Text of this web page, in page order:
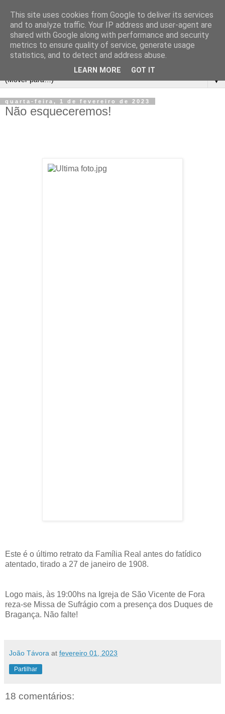
▼
quarta-feira, 1 de fevereiro de 2023
Não esqueceremos!
Este é o último retrato da Família Real antes do fatídico
atentado, tirado a 27 de janeiro de 1908.
Logo mais, às 19:00hs na Igreja de São Vicente de Fora
reza-se Missa de Sufrágio com a presença dos Duques de
Bragança. Não falte!
João Távora at fevereiro 01, 2023
Partilhar
18 comentários:
This site uses cookies from Google to deliver its services
and to analyze traffic. Your IP address and user-agent are
shared with Google along with performance and security
metrics to ensure quality of service, generate usage
statistics, and to detect and address abuse.
LEARN MORE GOT IT